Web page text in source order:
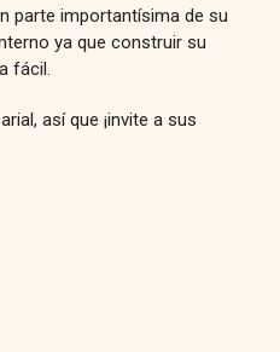
parte importantísima de su
ya que construir su
fácil.
así que ¡invite a sus